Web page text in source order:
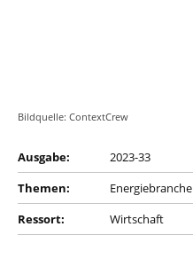
Bildquelle: ContextCrew
Ausgabe:
2023-33
Themen:
Energiebranche
Ressort:
Wirtschaft